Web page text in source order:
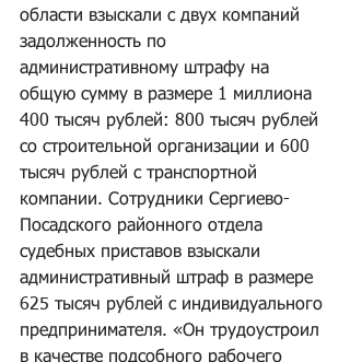
области взыскали с двух компаний
задолженность по
административному штрафу на
общую сумму в размере 1 миллиона
400 тысяч рублей: 800 тысяч рублей
со строительной организации и 600
тысяч рублей с транспортной
компании. Сотрудники Сергиево-
Посадского районного отдела
судебных приставов взыскали
административный штраф в размере
625 тысяч рублей с индивидуального
предпринимателя. «Он трудоустроил
в качестве подсобного рабочего